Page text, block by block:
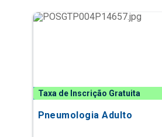
Taxa de Inscrição Gratuita
Pneumologia Adulto